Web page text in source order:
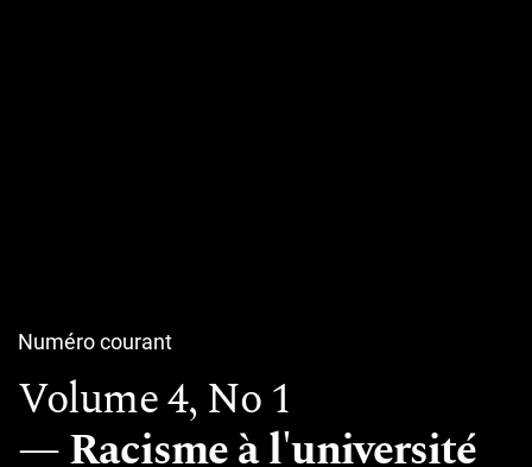
Numéro courant
Volume 4,No 1
Racisme à l'université